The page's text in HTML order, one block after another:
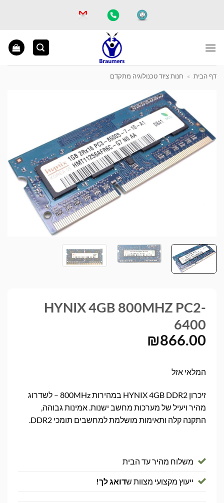
דף הבית » חנות ציוד טכנולוגיה מתקדם
HYNIX 4GB 800MHZ PC2-
6400
₪866.00
המלאי אזל
זיכרון HYNIX 4GB DDR2 במהירות 800MHz – לשדרוג
מהיר ויעיל של מערכות מחשב ישנות. אמינות גבוהה,
התקנה קלה ותאימות מושלמת למחשבים תומכי DDR2.
משלוח מהיר עד הבית
ייעוץ מקצועי מצוות שדואג לך!